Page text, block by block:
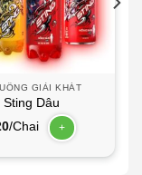
GIẢI KHÁT
Sting Dâu
/Chai +